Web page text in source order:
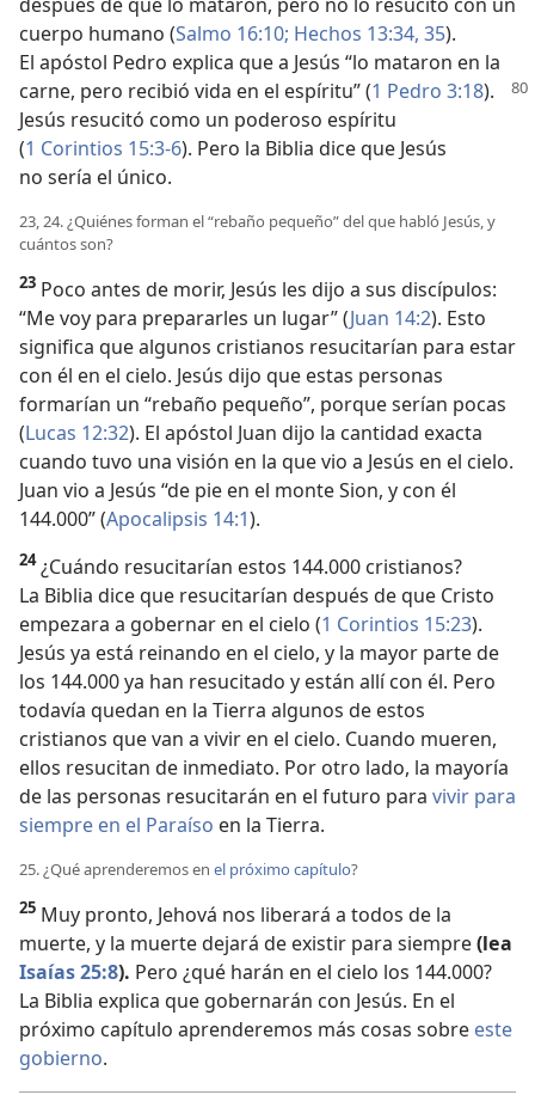
cuerpo humano (Salmo 16:10; Hechos 13:34, 35).
El apóstol Pedro explica que a Jesús “lo mataron en la
carne, pero recibió vida en el espíritu” (1 Pedro 3:18).
Jesús resucitó como un poderoso espíritu
(1 Corintios 15:3-6). Pero la Biblia dice que Jesús
no sería el único.
23, 24. ¿Quiénes forman el “rebaño pequeño” del que habló Jesús, y
cuántos son?
23 Poco antes de morir, Jesús les dijo a sus discípulos:
“Me voy para prepararles un lugar” (Juan 14:2). Esto
significa que algunos cristianos resucitarían para estar
con él en el cielo. Jesús dijo que estas personas
formarían un “rebaño pequeño”, porque serían pocas
(Lucas 12:32). El apóstol Juan dijo la cantidad exacta
cuando tuvo una visión en la que vio a Jesús en el cielo.
Juan vio a Jesús “de pie en el monte Sion, y con él
144.000” (Apocalipsis 14:1).
24¿Cuándo resucitarían estos 144.000 cristianos?
La Biblia dice que resucitarían después de que Cristo
empezara a gobernar en el cielo (1 Corintios 15:23).
Jesús ya está reinando en el cielo, y la mayor parte de
los 144.000 ya han resucitado y están allí con él. Pero
todavía quedan en la Tierra algunos de estos
cristianos que van a vivir en el cielo. Cuando mueren,
ellos resucitan de inmediato. Por otro lado, la mayoría
de las personas resucitarán en el futuro para vivir para
siempre en el Paraíso en la Tierra.
25. ¿Qué aprenderemos en el próximo capítulo?
25 Muy pronto, Jehová nos liberará a todos de la
muerte, y la muerte dejará de existir para siempre(lea
Isaías 25:8). Pero ¿qué harán en el cielo los 144.000?
La Biblia explica que gobernarán con Jesús. En el
próximo capítulo aprenderemos más cosas sobre este
gobierno.